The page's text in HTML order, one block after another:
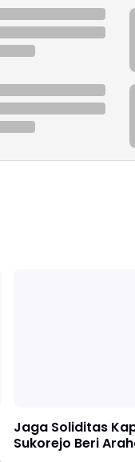
Jaga Soliditas
Sukorejo Beri